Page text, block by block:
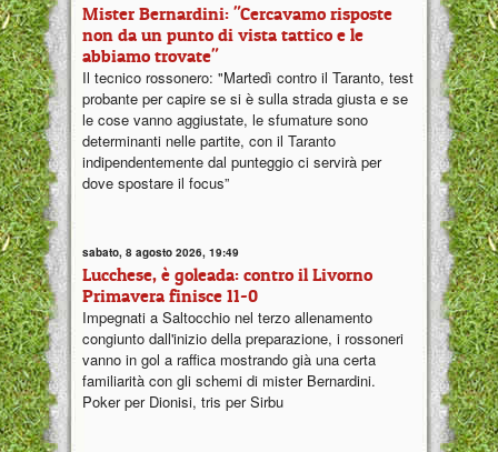
Mister Bernardini: "Cercavamo risposte
non da un punto di vista tattico e le
abbiamo trovate"
Il tecnico rossonero: "Martedì contro il Taranto, test
probante per capire se si è sulla strada giusta e se
le cose vanno aggiustate, le sfumature sono
determinanti nelle partite, con il Taranto
indipendentemente dal punteggio ci servirà per
dove spostare il focus”
sabato, 8 agosto 2026, 19:49
Lucchese, è goleada: contro il Livorno
Primavera finisce 11-0
Impegnati a Saltocchio nel terzo allenamento
congiunto dall'inizio della preparazione, i rossoneri
vanno in gol a raffica mostrando già una certa
familiarità con gli schemi di mister Bernardini.
Poker per Dionisi, tris per Sirbu